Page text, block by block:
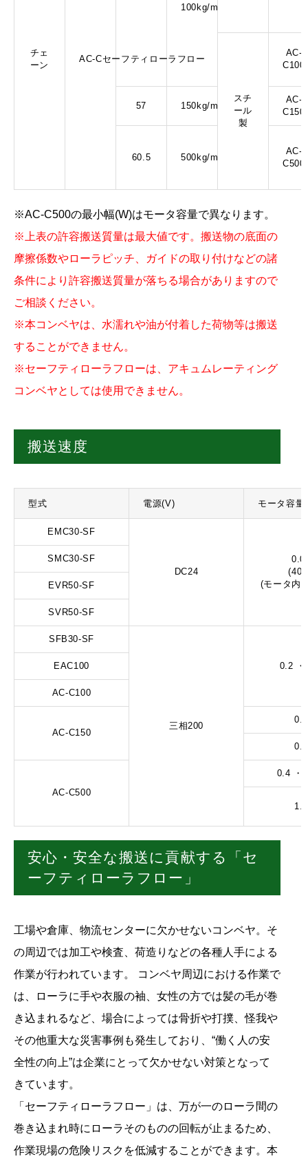
チェ
ーン
AC-Cセーフティローラフロー
100kg/m
スチ
ール
製
AC-
C100
57 150kg/m
AC-
C150
60.5 500kg/m
AC-
C500
※AC-C500の最小幅(W)はモータ容量で異なります。
※上表の許容搬送質量は最大値です。搬送物の底面の
摩擦係数やローラピッチ、ガイドの取り付けなどの諸
条件により許容搬送質量が落ちる場合がありますので
ご相談ください。
※本コンベヤは、水濡れや油が付着した荷物等は搬送
することができません。
※セーフティローラフローは、アキュムレーティング
コンベヤとしては使用できません。
搬送速度
型式 電源(V) モータ容量
EMC30-SF
DC24
(モータ内
SMC30-SF
EVR50-SF
SVR50-SF
SFB30-SF
三相200
0.2
EAC100
AC-C100
AC-C150
0.2
0.4
AC-C500
0.4 ・
1.5
安心・安全な搬送に貢献する「セ
ーフティローラフロー」
工場や倉庫、物流センターに欠かせないコンベヤ。そ
の周辺では加工や検査、荷造りなどの各種人手による
作業が行われています。 コンベヤ周辺における作業で
は、ローラに手や衣服の袖、女性の方では髪の毛が巻
き込まれるなど、場合によっては骨折や打撲、怪我や
その他重大な災害事例も発生しており、“働く人の安
全性の向上”は企業にとって欠かせない対策となって
きています。
「セーフティローラフロー」は、万が一のローラ間の
巻き込まれ時にローラそのものの回転が止まるため、
作業現場の危険リスクを低減することができます。本